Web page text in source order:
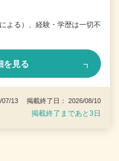
よる）、経験・学歴は一切不
を見る
07/13 掲載終了日： 2026/08/10
掲載終了まであと3日